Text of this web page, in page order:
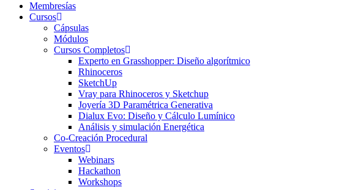
Membresías
Cursos
Cápsulas
Módulos
Cursos Completos
Experto en Grasshopper: Diseño algorítmico
Rhinoceros
SketchUp
Vray para Rhinoceros y Sketchup
Joyería 3D Paramétrica Generativa
Dialux Evo: Diseño y Cálculo Lumínico
Análisis y simulación Energética​
Co-Creación Procedural
Eventos
Webinars
Hackathon
Workshops